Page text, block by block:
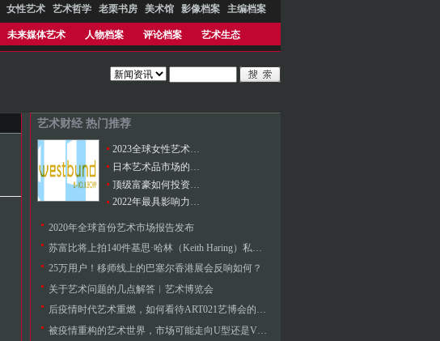
女性艺术 艺术哲学 老栗书房 美术馆 影像档案 主编档案
未来媒体艺术 人物档案 评论档案 艺术生态
艺术财经 热门推荐
2023全球女性艺术家市场报告
2022年最具影响力的100位当代艺术家
2020年全球首份艺术市场报告发布
苏富比将上拍140件基思·哈林（Keith Haring）私人珍藏作品
25万用户！移师线上的巴塞尔香港展会反响如何？
关于艺术问题的几点解答︱艺术博览会
后疫情时代艺术重燃，如何看待ART021艺博会的交易踊跃
被疫情重构的艺术世界，市场可能走向U型还是V形复苏？